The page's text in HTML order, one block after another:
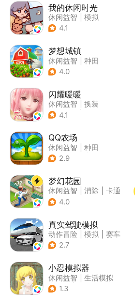
我的休闲时光
休闲益智
模拟
4.1
梦想城镇
休闲益智
种田
| 田园生活
4.0
闪耀暖暖
休闲益智
换装
| 美少女
4.1
QQ农场
休闲益智
种田
| 田园生活
2.9
梦幻花园
休闲益智 消除
卡通
| 创梦天地
4.0
真实驾驶模拟
动作冒险 模拟
赛车
| 漂移
2.7
小忍模拟器
休闲益智
生活模拟
| 恋爱
1.3